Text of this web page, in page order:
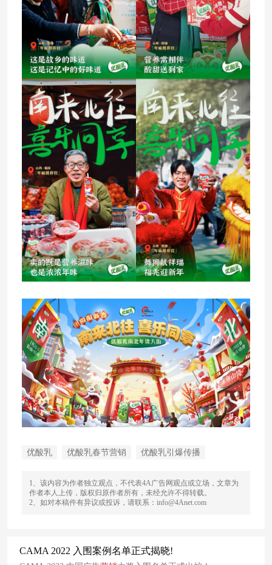
优酸乳 优酸乳春节营销 优酸乳引爆传播
1、该内容为作者独立观点，不代表4A广告网观点或立场，文章为
作者本人上传，版权归原作者所有，未经允许不得转载。
2、如对本稿件有异议或投诉，请联系：info@4Anet.com
CAMA 2022 入围案例名单正式揭晓!